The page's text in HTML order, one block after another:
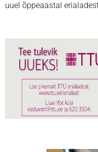
uuel õppeaastal